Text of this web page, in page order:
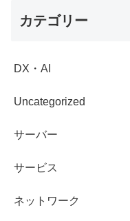
カテゴリー
DX・AI
Uncategorized
サーバー
サービス
ネットワーク